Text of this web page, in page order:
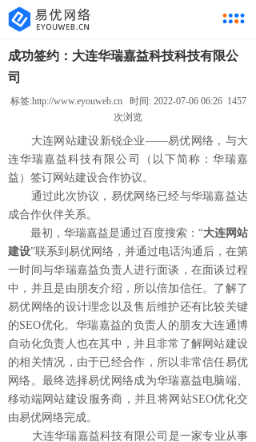
成功签约：大连华瑞嘉益科技科技有限公
司
标签:http://www.eyouweb.cn 时间: 2022-07-06 06:26 1457
次浏览
大连网站建设新锐企业——易优网络，与大
连华瑞嘉益科技有限公司
（以下简称：华瑞嘉
益）签订网站建设合作协议。
通过此次协议，易优网络已经与华瑞嘉益达
成合作伙伴关系。
最初，华瑞嘉益是通过百度搜索：“大连网站
建设”联系到易优网络，并通过电话沟通后，在第
一时间与华瑞嘉益负责人进行面谈，在面谈过程
中，并且是由朋友介绍，所以倍加信任。了解了
易优网络的设计理念以及售后维护还有比较关键
的SEO优化。华瑞嘉益的负责人的朋友大连通博
自动化负责人也在其中，并且非常了解网站建设
的相关情况，由于已经合作，所以非常信任易优
网络。最终选择易优网络成为华瑞嘉益电脑端、
移动端网站建设服务商，并且将网站SEO优化交
由易优网络完成。
大连华瑞嘉益科技有限公司是一家专业从事